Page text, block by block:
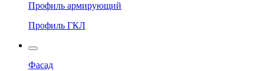
Профиль армирующий
Профиль ГКЛ
Фасад